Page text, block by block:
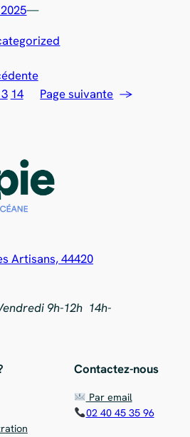
—
14 Page suivante →
Artisans, 44420
9h-12h 14h-
Contactez-nous
Par email
02 40 45 35 96